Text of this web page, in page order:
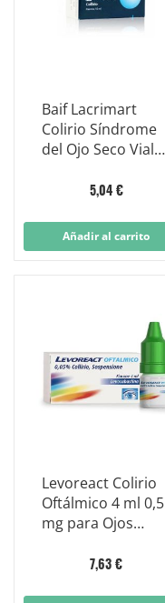
Baif Lacrimart
Colirio Síndrome
del Ojo Seco Vial
5,04 €
Añadir al carrito
Levoreact Colirio
Oftálmico 4 ml 0,5
mg para Ojos
7,63 €